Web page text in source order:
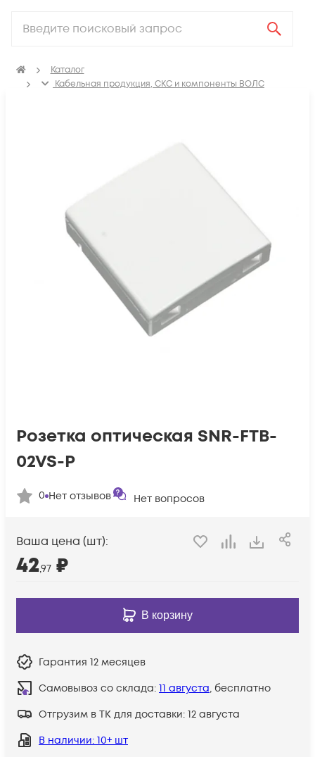
Каталог
Кабельная продукция, СКС и компоненты ВОЛС
Розетка оптическая SNR-FTB-
02VS-P
0 Нет отзывов Нет вопросов
Ваша цена (шт):
42,97 ₽
В корзину
Гарантия 12 месяцев
Самовывоз со склада: 11 августа, бесплатно
Отгрузим в ТК для доставки: 12 августа
В наличии: 10+ шт